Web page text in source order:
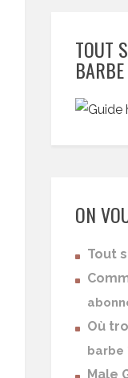
TOUT
BARBE
ON
Tout
Où
barbe
Male